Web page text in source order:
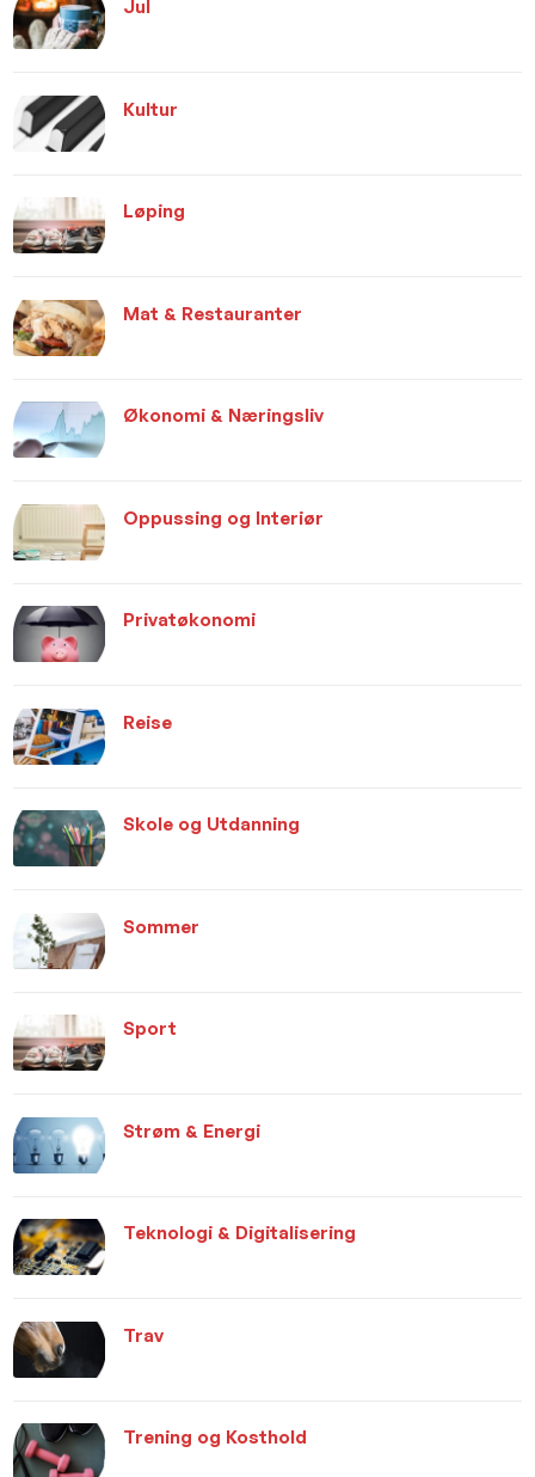
Jul
Kultur
Løping
Mat & Restauranter
Økonomi & Næringsliv
Oppussing og Interiør
Privatøkonomi
Reise
Skole og Utdanning
Sommer
Sport
Strøm & Energi
Teknologi & Digitalisering
Trav
Trening og Kosthold